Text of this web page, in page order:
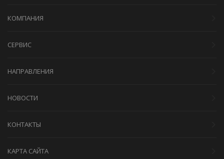
КОМПАНИЯ
СЕРВИС
НАПРАВЛЕНИЯ
НОВОСТИ
КОНТАКТЫ
КАРТА САЙТА